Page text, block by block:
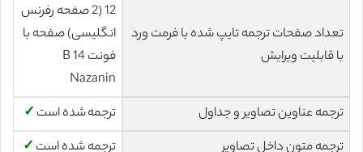
تعداد صفحات ترجمه تایپ شده با فرمت ورد
با قابلیت ویرایش
12 (2 صفحه رفرنس
انگلیسی) صفحه با
فونت 14 B
Nazanin
ترجمه عناوین تصاویر و جداول
ترجمه شده است ✓
ترجمه متون داخل تصاویر
ترجمه شده است ✓